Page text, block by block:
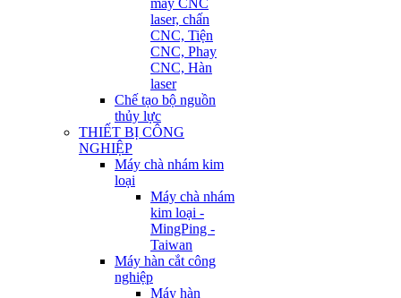
máy CNC
laser, chấn
CNC, Tiện
CNC, Phay
CNC, Hàn
laser
Chế tạo bộ nguồn
thủy lực
THIẾT BỊ CÔNG
NGHIỆP
Máy chà nhám kim
loại
Máy chà nhám
kim loại -
MingPing -
Taiwan
Máy hàn cắt công
nghiệp
Máy hàn